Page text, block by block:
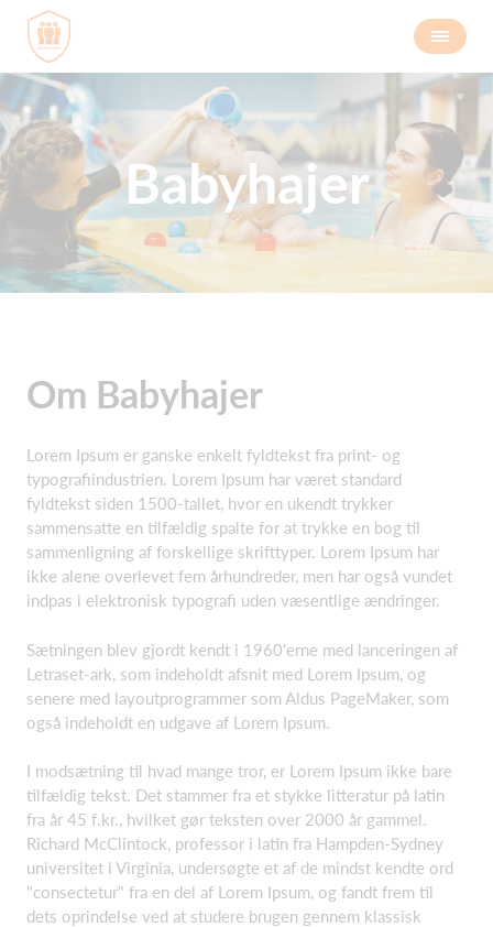
Babyhajer
Om Babyhajer
Lorem Ipsum er ganske enkelt fyldtekst fra print- og
typografiindustrien. Lorem Ipsum har været standard
fyldtekst siden 1500-tallet, hvor en ukendt trykker
sammensatte en tilfældig spalte for at trykke en bog til
sammenligning af forskellige skrifttyper. Lorem Ipsum har
ikke alene overlevet fem århundreder, men har også vundet
indpas i elektronisk typografi uden væsentlige ændringer.
Sætningen blev gjordt kendt i 1960'erne med lanceringen af
Letraset-ark, som indeholdt afsnit med Lorem Ipsum, og
senere med layoutprogrammer som Aldus PageMaker, som
også indeholdt en udgave af Lorem Ipsum.
I modsætning til hvad mange tror, er Lorem Ipsum ikke bare
tilfældig tekst. Det stammer fra et stykke litteratur på latin
fra år 45 f.kr., hvilket gør teksten over 2000 år gammel.
Richard McClintock, professor i latin fra Hampden-Sydney
universitet i Virginia, undersøgte et af de mindst kendte ord
"consectetur" fra en del af Lorem Ipsum, og fandt frem til
dets oprindelse ved at studere brugen gennem klassisk